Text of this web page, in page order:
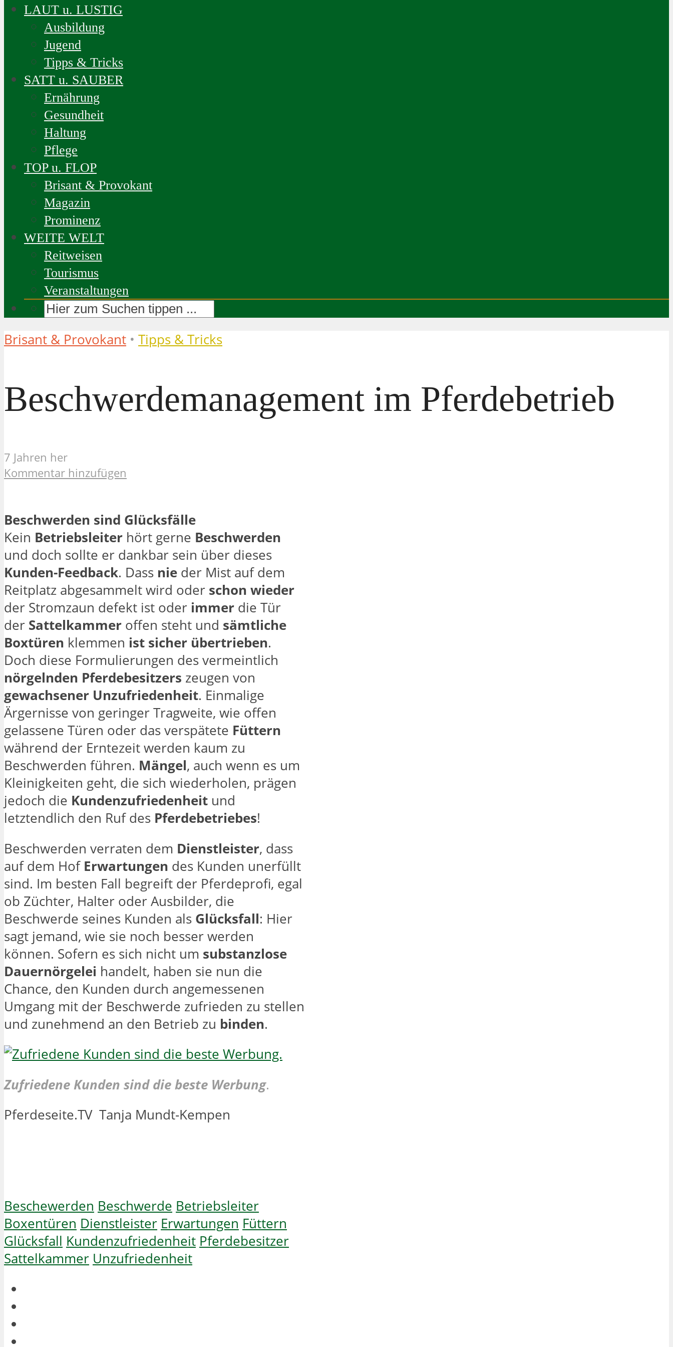
LAUT u. LUSTIG
Ausbildung
Jugend
Tipps & Tricks
SATT u. SAUBER
Ernährung
Gesundheit
Haltung
Pflege
TOP u. FLOP
Brisant & Provokant
Magazin
Prominenz
WEITE WELT
Reitweisen
Tourismus
Veranstaltungen
Brisant & Provokant • Tipps & Tricks
Beschwerdemanagement im Pferdebetrieb
7 Jahren her
Kommentar hinzufügen
Beschwerden sind Glücksfälle
Kein Betriebsleiter hört gerne Beschwerden
und doch sollte er dankbar sein über dieses
Kunden-Feedback. Dass nie der Mist auf dem
Reitplatz abgesammelt wird oder schon wieder
der Stromzaun defekt ist oder immer die Tür
der Sattelkammer offen steht und sämtliche
Boxtüren klemmen ist sicher übertrieben.
Doch diese Formulierungen des vermeintlich
nörgelnden Pferdebesitzers zeugen von
gewachsener Unzufriedenheit. Einmalige
Ärgernisse von geringer Tragweite, wie offen
gelassene Türen oder das verspätete Füttern
während der Erntezeit werden kaum zu
Beschwerden führen. Mängel, auch wenn es um
Kleinigkeiten geht, die sich wiederholen, prägen
jedoch die Kundenzufriedenheit und
letztendlich den Ruf des Pferdebetriebes!
Beschwerden verraten dem Dienstleister, dass
auf dem Hof Erwartungen des Kunden unerfüllt
sind. Im besten Fall begreift der Pferdeprofi, egal
ob Züchter, Halter oder Ausbilder, die
Beschwerde seines Kunden als Glücksfall: Hier
sagt jemand, wie sie noch besser werden
können. Sofern es sich nicht um substanzlose
Dauernörgelei handelt, haben sie nun die
Chance, den Kunden durch angemessenen
Umgang mit der Beschwerde zufrieden zu stellen
und zunehmend an den Betrieb zu binden.
Zufriedene Kunden sind die beste Werbung.
Pferdeseite.TV Tanja Mundt-Kempen
Beschewerden Beschwerde Betriebsleiter
Boxentüren Dienstleister Erwartungen Füttern
Glücksfall Kundenzufriedenheit Pferdebesitzer
Sattelkammer Unzufriedenheit